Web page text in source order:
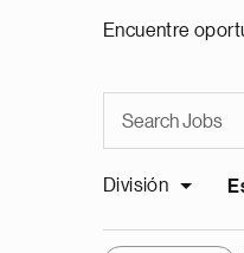
Encuentre
División